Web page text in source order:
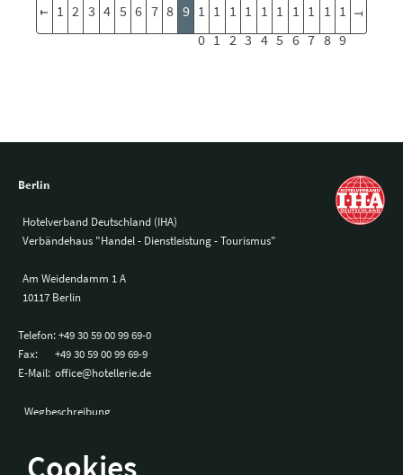
1 2 3 4 5 6 7 8 9 1
0
1
1
1
2
1
3
1
4
1
5
1
6
1
7
1
8
1
9
Berlin
Hotelverband Deutschland (IHA)
Verbändehaus "Handel - Dienstleistung - Tourismus"
Am Weidendamm 1 A
10117 Berlin
Telefon:+49 30 59 00 99 69-0
Fax:
+49 30 59 00 99 69-9
E-Mail: office@hotellerie.de
Wegbeschreibung